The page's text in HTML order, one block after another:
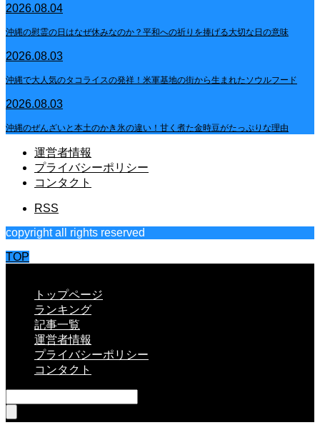
2026.08.04
沖縄の慰霊の日はなぜ休みなのか？平和への祈りを捧げる大切な日の意味
2026.08.03
沖縄で大人気のタコライスの発祥！米軍基地の街から生まれたソウルフード
2026.08.03
沖縄のぜんざいと本土のかき氷の違い！甘く煮た金時豆がたっぷりな理由
運営者情報
プライバシーポリシー
コンタクト
RSS
copyright all rights reserved
TOP
トップページ
ランキング
記事一覧
運営者情報
プライバシーポリシー
コンタクト